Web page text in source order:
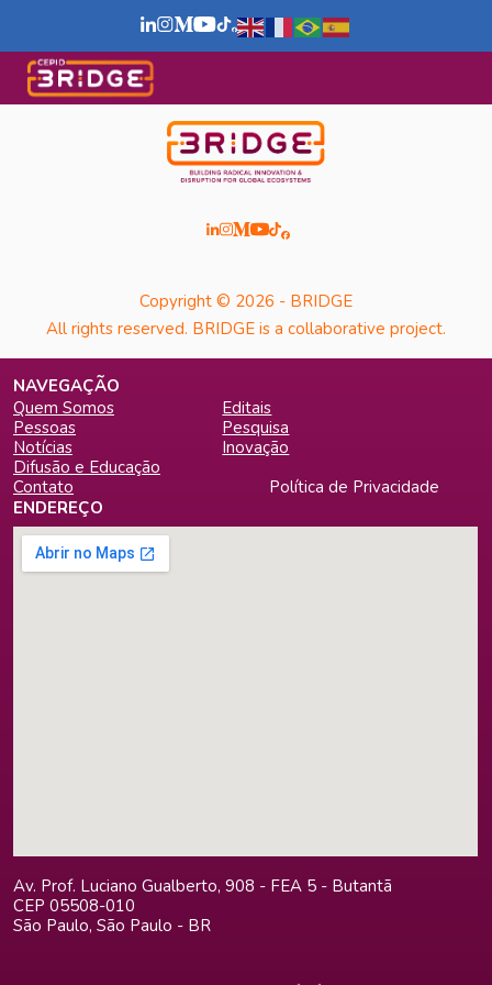
Copyright © 2026 - BRIDGE
All rights reserved. BRIDGE is a collaborative project.
ENDEREÇO
Av. Prof. Luciano Gualberto, 908 - FEA 5 - Butantã
CEP 05508-010
São Paulo, São Paulo - BR
NAVEGAÇÃO
Quem Somos
Editais
Pessoas
Pesquisa
Notícias
Inovação
Difusão e Educação
Contato
Política de Privacidade